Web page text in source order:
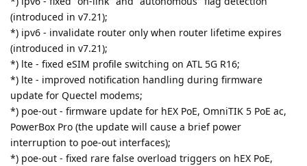
(introduced in v7.21);
*) ipv6 - invalidate router only when router lifetime expires
(introduced in v7.21);
*) lte - fixed eSIM profile switching on ATL 5G R16;
*) lte - improved notification handling during firmware
update for Quectel modems;
*) poe-out - firmware update for hEX PoE, OmniTIK 5 PoE ac,
PowerBox Pro (the update will cause a brief power
interruption to poe-out interfaces);
*) poe-out - fixed rare false overload triggers on hEX PoE,